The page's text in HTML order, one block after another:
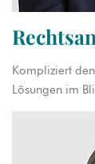
Kompliziert
Lösungen im